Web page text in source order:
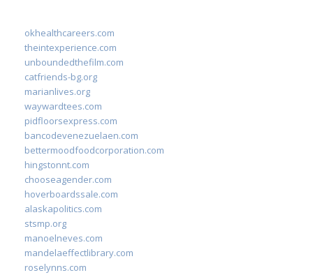
okhealthcareers.com
theintexperience.com
unboundedthefilm.com
catfriends-bg.org
marianlives.org
waywardtees.com
pidfloorsexpress.com
bancodevenezuelaen.com
bettermoodfoodcorporation.com
hingstonnt.com
chooseagender.com
hoverboardssale.com
alaskapolitics.com
stsmp.org
manoelneves.com
mandelaeffectlibrary.com
roselynns.com